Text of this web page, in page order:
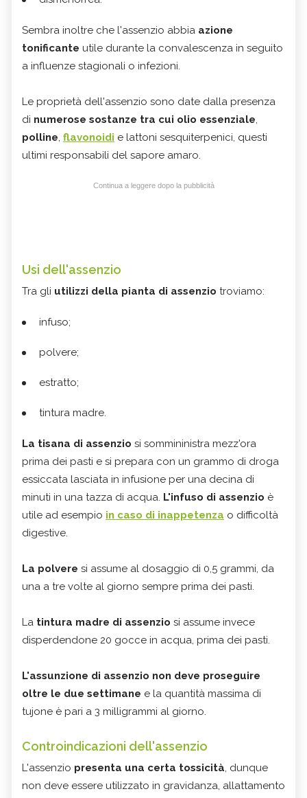
Sembra inoltre che l'assenzio abbia azione
tonificante utile durante la convalescenza in seguito
a influenze stagionali o infezioni.
Le proprietà dell'assenzio sono date dalla presenza
di numerose sostanze tra cui olio essenziale,
polline, flavonoidi e lattoni sesquiterpenici, questi
ultimi responsabili del sapore amaro.
Continua a leggere dopo la pubblicità
Usi dell'assenzio
Tra gli utilizzi della pianta di assenzio troviamo:
infuso;
polvere;
estratto;
tintura madre.
La tisana di assenzio si sommininistra mezz'ora
prima dei pasti e si prepara con un grammo di droga
essiccata lasciata in infusione per una decina di
minuti in una tazza di acqua. L'infuso di assenzio è
utile ad esempio in caso di inappetenza o difficoltà
digestive.
La polvere si assume al dosaggio di 0,5 grammi, da
una a tre volte al giorno sempre prima dei pasti.
La tintura madre di assenzio si assume invece
disperdendone 20 gocce in acqua, prima dei pasti.
L'assunzione di assenzio non deve proseguire
oltre le due settimane e la quantità massima di
tujone è pari a 3 milligrammi al giorno.
Controindicazioni dell'assenzio
L'assenzio presenta una certa tossicità, dunque
non deve essere utilizzato in gravidanza, allattamento